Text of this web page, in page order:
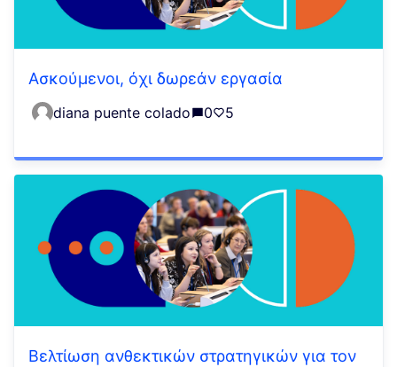
Ασκούμενοι, όχι δωρεάν εργασία
diana puente colado 0 5
Βελτίωση ανθεκτικών στρατηγικών για τον